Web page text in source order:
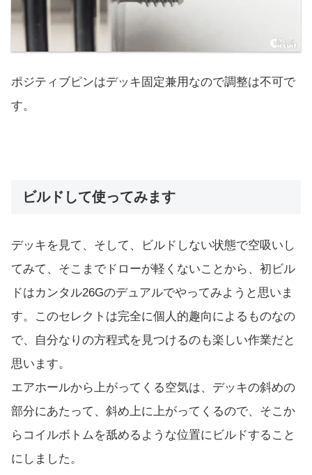
ポジティブピンはデッキ固定兼用なので調整は不可で
す。
ビルドして使ってみます
デッキを見て、そして、ビルドしない状態で空吸いし
てみて、そこまでドローが軽くないことから、初ビル
ドはカンタル26Gのデュアルでやってみようと思いま
す。このセレクトは完全に個人的趣向によるものなの
で、自分なりの方程式を見つけるのも楽しい作業だと
思います。
エアホールから上がってくる空気は、デッキの斜めの
部分にあたって、斜め上に上がってくるので、そこか
らコイルボトムを舐めるような位置にビルドすること
にしました。